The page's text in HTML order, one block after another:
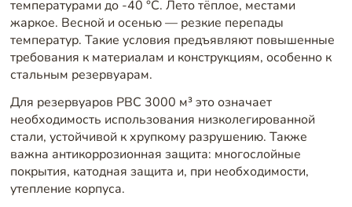
температурами до -40 °C. Лето тёплое, местами
жаркое. Весной и осенью — резкие перепады
температур. Такие условия предъявляют повышенные
требования к материалам и конструкциям, особенно к
стальным резервуарам.
Для резервуаров РВС 3000 м³ это означает
необходимость использования низколегированной
стали, устойчивой к хрупкому разрушению. Также
важна антикоррозионная защита: многослойные
покрытия, катодная защита и, при необходимости,
утепление корпуса.